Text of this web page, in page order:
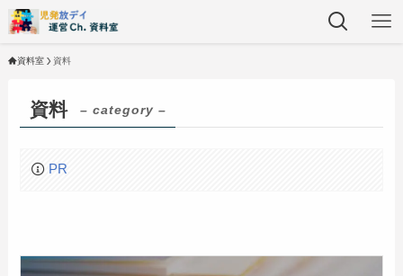
資料室 資料
資料 – category –
PR